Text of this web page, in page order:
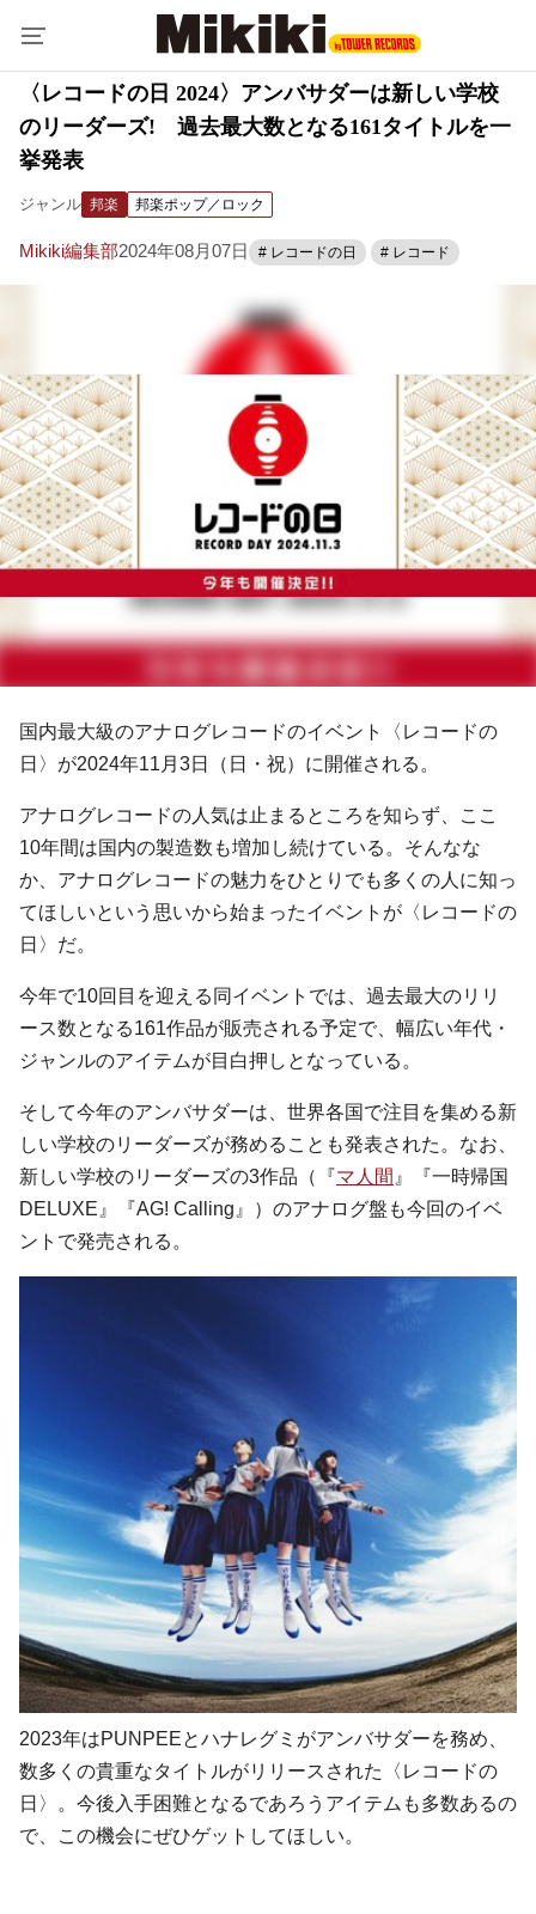
〈レコードの日 2024〉アンバサダーは新しい学校
のリーダーズ! 過去最大数となる161タイトルを一
挙発表
ジャンル 邦楽 邦楽ポップ／ロック
Mikiki編集部2024年08月07日 # レコードの日 # レコード
国内最大級のアナログレコードのイベント〈レコードの
日〉が2024年11月3日（日・祝）に開催される。
アナログレコードの人気は止まるところを知らず、ここ
10年間は国内の製造数も増加し続けている。そんなな
か、アナログレコードの魅力をひとりでも多くの人に知っ
てほしいという思いから始まったイベントが〈レコードの
日〉だ。
今年で10回目を迎える同イベントでは、過去最大のリリ
ース数となる161作品が販売される予定で、幅広い年代・
ジャンルのアイテムが目白押しとなっている。
そして今年のアンバサダーは、世界各国で注目を集める新
しい学校のリーダーズが務めることも発表された。なお、
新しい学校のリーダーズの3作品（『マ人間 』『一時帰国
DELUXE』『AG! Calling』）のアナログ盤も今回のイベ
ントで発売される。
2023年はPUNPEEとハナレグミがアンバサダーを務め、
数多くの貴重なタイトルがリリースされた〈レコードの
日〉。今後入手困難となるであろうアイテムも多数あるの
で、この機会にぜひゲットしてほしい。